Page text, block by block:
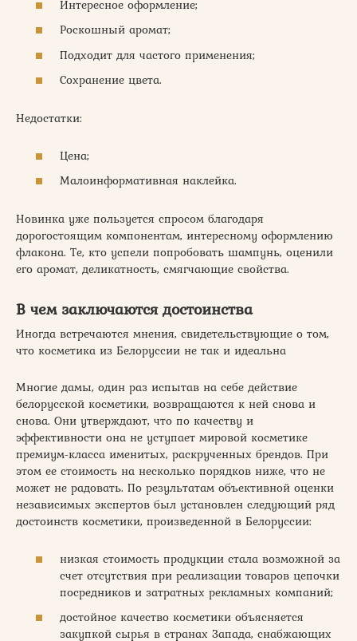
Интересное оформление;
Роскошный аромат;
Подходит для частого применения;
Сохранение цвета.
Недостатки:
Цена;
Малоинформативная наклейка.
Новинка уже пользуется спросом благодаря
дорогостоящим компонентам, интересному оформлению
флакона. Те, кто успели попробовать шампунь, оценили
его аромат, деликатность, смягчающие свойства.
В чем заключаются достоинства
Иногда встречаются мнения, свидетельствующие о том,
что косметика из Белоруссии не так и идеальна
Многие дамы, один раз испытав на себе действие
белорусской косметики, возвращаются к ней снова и
снова. Они утверждают, что по качеству и
эффективности она не уступает мировой косметике
премиум-класса именитых, раскрученных брендов. При
этом ее стоимость на несколько порядков ниже, что не
может не радовать. По результатам объективной оценки
независимых экспертов был установлен следующий ряд
достоинств косметики, произведенной в Белоруссии:
низкая стоимость продукции стала возможной за
счет отсутствия при реализации товаров цепочки
посредников и затратных рекламных компаний;
достойное качество косметики объясняется
закупкой сырья в странах Запада, снабжающих